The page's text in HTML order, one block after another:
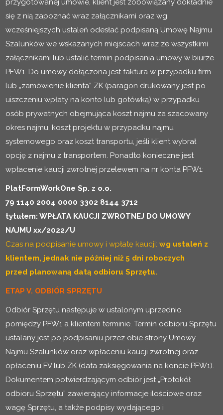
przygotowanej umowie, klient jest zobowiązany dokładnie
się z nią zapoznać wraz załącznikami oraz wg
wcześniejszych ustaleń odesłać podpisaną Umowę Najmu
Szalunków we wskazanych miejscach wraz ze wszystkimi
załącznikami lub ustalić termin podpisania umowy w biurze
PFW1. Do umowy dołączona jest faktura w przypadku firm
lub „zamówienie klienta” ZK (paragon drukowany jest po
uiszczeniu wpłaty na konto lub gotówką) w przypadku
osób prywatnych obejmująca koszt najmu za szacowany
okres najmu, koszt projektu w przypadku najmu
systemowego oraz koszt transportu, jeśli klient wybrał
opcję z najmu z transportem. Ponadto konieczne jest
wpłacenie kaucji zwrotnej przelewem na nr konta PFW1:
PlatFormWorkOne Sp. z o.o.
79 1140 2004 0000 3302 8144 3712
tytułem: WPŁATA KAUCJI ZWROTNEJ DO UMOWY
NAJMU xx/2022/U
Czas na podpisanie umowy i wpłatę kaucji:wg ustaleń z
klientem, jednak nie później niż 5 dni roboczych
przed planowaną datą odbioru Sprzętu.
ETAP V. ODBIÓR SPRZĘTU
Odbiór Sprzętu następuje w ustalonym uprzednio
pomiędzy PFW1 a klientem terminie. Termin odbioru Sprzętu
ustalany jest po podpisaniu przez obie strony Umowy
Najmu Szalunków oraz wpłaceniu kaucji zwrotnej oraz
opłaceniu FV lub ZK (data zaksięgowania na koncie PFW1).
Dokumentem potwierdzającym odbiór jest „Protokół
odbioru Sprzętu” zawierający informacje ilościowe oraz
wagę Sprzętu, a także podpisy wydającego i